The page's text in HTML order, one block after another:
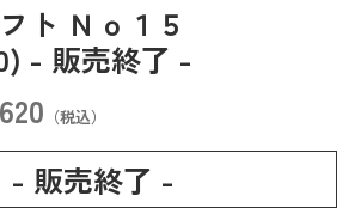
ト Ｎｏ１５
- 販売終了 -
（税込）
- 販売終了 -